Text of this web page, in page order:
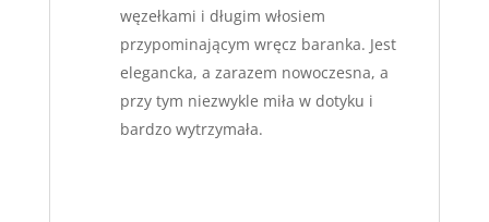
węzełkami i długim włosiem
przypominającym wręcz baranka. Jest
elegancka, a zarazem nowoczesna, a
przy tym niezwykle miła w dotyku i
bardzo wytrzymała.